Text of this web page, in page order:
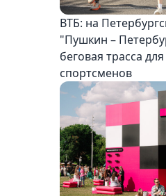
ВТБ: на
"Пушкин –
беговая трасса
спортсменов